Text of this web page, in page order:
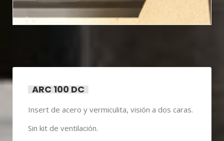
ARC 100 DC
Insert de acero y vermiculita, visión a dos caras.
Sin kit de ventilación.